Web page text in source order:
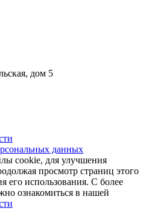
дом 5
данных
cookie, для улучшения
просмотр страниц этого
его использования. С более
ознакомиться в нашей